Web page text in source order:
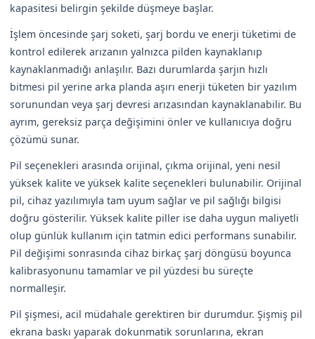
kapasitesi belirgin şekilde düşmeye başlar.
İşlem öncesinde şarj soketi, şarj bordu ve enerji tüketimi de
kontrol edilerek arızanın yalnızca pilden kaynaklanıp
kaynaklanmadığı anlaşılır. Bazı durumlarda şarjın hızlı
bitmesi pil yerine arka planda aşırı enerji tüketen bir yazılım
sorunundan veya şarj devresi arızasından kaynaklanabilir. Bu
ayrım, gereksiz parça değişimini önler ve kullanıcıya doğru
çözümü sunar.
Pil seçenekleri arasında orijinal, çıkma orijinal, yeni nesil
yüksek kalite ve yüksek kalite seçenekleri bulunabilir. Orijinal
pil, cihaz yazılımıyla tam uyum sağlar ve pil sağlığı bilgisi
doğru gösterilir. Yüksek kalite piller ise daha uygun maliyetli
olup günlük kullanım için tatmin edici performans sunabilir.
Pil değişimi sonrasında cihaz birkaç şarj döngüsü boyunca
kalibrasyonunu tamamlar ve pil yüzdesi bu süreçte
normalleşir.
Pil şişmesi, acil müdahale gerektiren bir durumdur. Şişmiş pil
ekrana baskı yaparak dokunmatik sorunlarına, ekran